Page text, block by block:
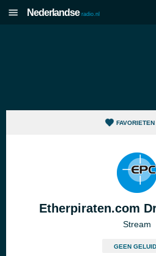
Nederlandse radio.nl
FAVORIETEN
Etherpiraten.com
Stream
GEEN